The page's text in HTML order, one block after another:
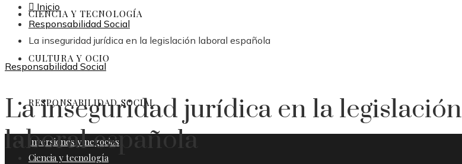
CIENCIA Y TECNOLOGÍA
CULTURA Y OCIO
RESPONSABILIDAD SOCIAL
Inversiones y negocios
Ciencia y tecnología
Inicio
Responsabilidad Social
La inseguridad jurídica en la legislación laboral española
Responsabilidad Social
La inseguridad jurídica en la legislación
laboral española